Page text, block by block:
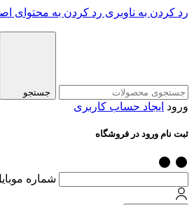
رد کردن به ناوبری رد کردن به محتوای
جستجو
ورود ایجاد حساب کاربری
ثبت نام ورود در فروشگاه
شماره